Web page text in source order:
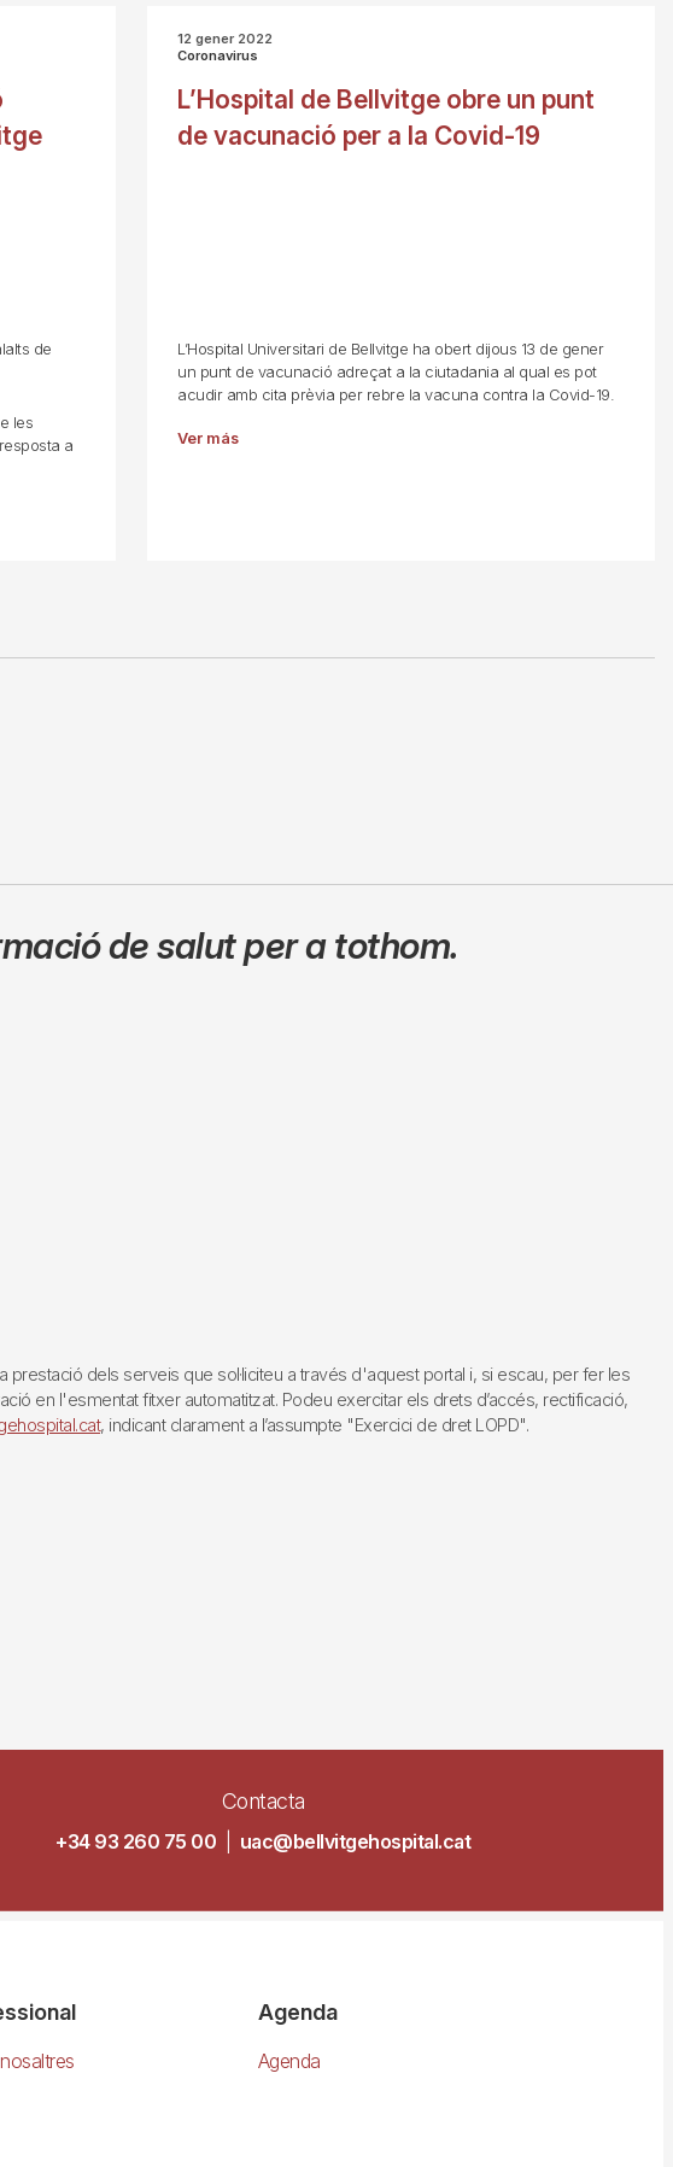
de
les
a
12 gener 2022
Coronavirus
L’Hospital de Bellvitge obre un punt
de vacunació per a la Covid-19
L’Hospital Universitari de Bellvitge ha obert dijous 13 de gener
un punt de vacunació adreçat a la ciutadania al qual es pot
acudir amb cita prèvia per rebre la vacuna contra la Covid-19.
Ver más
de salut per a tothom.
dels serveis que sol·liciteu a través d'aquest portal i, si escau, per fer les
en l'esmentat fitxer automatitzat. Podeu exercitar els drets d’accés, rectificació,
, indicant clarament a l’assumpte "Exercici de dret LOPD".
Contacta
+34 93 260 75 00 uac@bellvitgehospital.cat
Agenda
Agenda